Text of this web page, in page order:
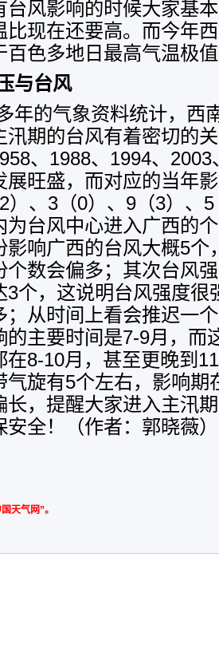
台风影响的时候大家基
比现在还要高。而今年
百色多地日最高气温极
与台风
年的气象资料统计，西
汛期的台风有着密切的
、1988、1994、
展旺盛，而对应的当年
）、3（0）、9（3）、
为台风中心进入广西的
影响广西的台风大概5个
个数会偏多；其次台风
3个，这说明台风强度很
；从时间上看会推迟一
的主要时间是7-9月，而
在8-10月，甚至更晚到
气旋有5个左右，影响期
长，提醒大家进入主汛
全！（作者：郭晓薇）
天气网”。